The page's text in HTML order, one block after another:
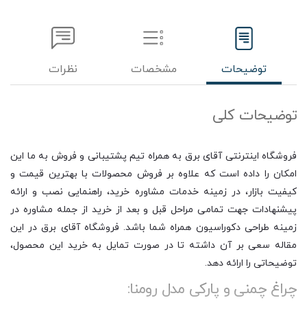
توضیحات مشخصات نظرات
توضیحات کلی
فروشگاه اینترنتی آقای برق به همراه تیم پشتیبانی و فروش به ما این
امکان را داده است که علاوه بر فروش محصولات با بهترین قیمت و
کیفیت بازار، در زمینه خدمات مشاوره خرید، راهنمایی نصب و ارائه
پیشنهادات جهت تمامی مراحل قبل و بعد از خرید از جمله مشاوره در
زمینه طراحی دکوراسیون همراه شما باشد. فروشگاه آقای برق در این
مقاله سعی بر آن داشته تا در صورت تمایل به خرید این محصول،
توضیحاتی را ارائه دهد.
چراغ چمنی و پارکی مدل رومنا: